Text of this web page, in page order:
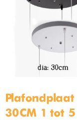
Plafondplaat
30CM 1 tot 5